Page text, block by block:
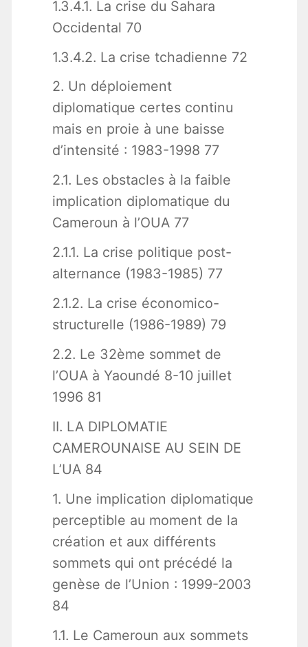
1.3.4.1. La crise du Sahara
Occidental 70
1.3.4.2. La crise tchadienne 72
2. Un déploiement
diplomatique certes continu
mais en proie à une baisse
d’intensité : 1983-1998 77
2.1. Les obstacles à la faible
implication diplomatique du
Cameroun à l’OUA 77
2.1.1. La crise politique post-
alternance (1983-1985) 77
2.1.2. La crise économico-
structurelle (1986-1989) 79
2.2. Le 32ème sommet de
l’OUA à Yaoundé 8-10 juillet
1996 81
II. LA DIPLOMATIE
CAMEROUNAISE AU SEIN DE
L’UA 84
1. Une implication diplomatique
perceptible au moment de la
création et aux différents
sommets qui ont précédé la
genèse de l’Union : 1999-2003
84
1.1. Le Cameroun aux sommets